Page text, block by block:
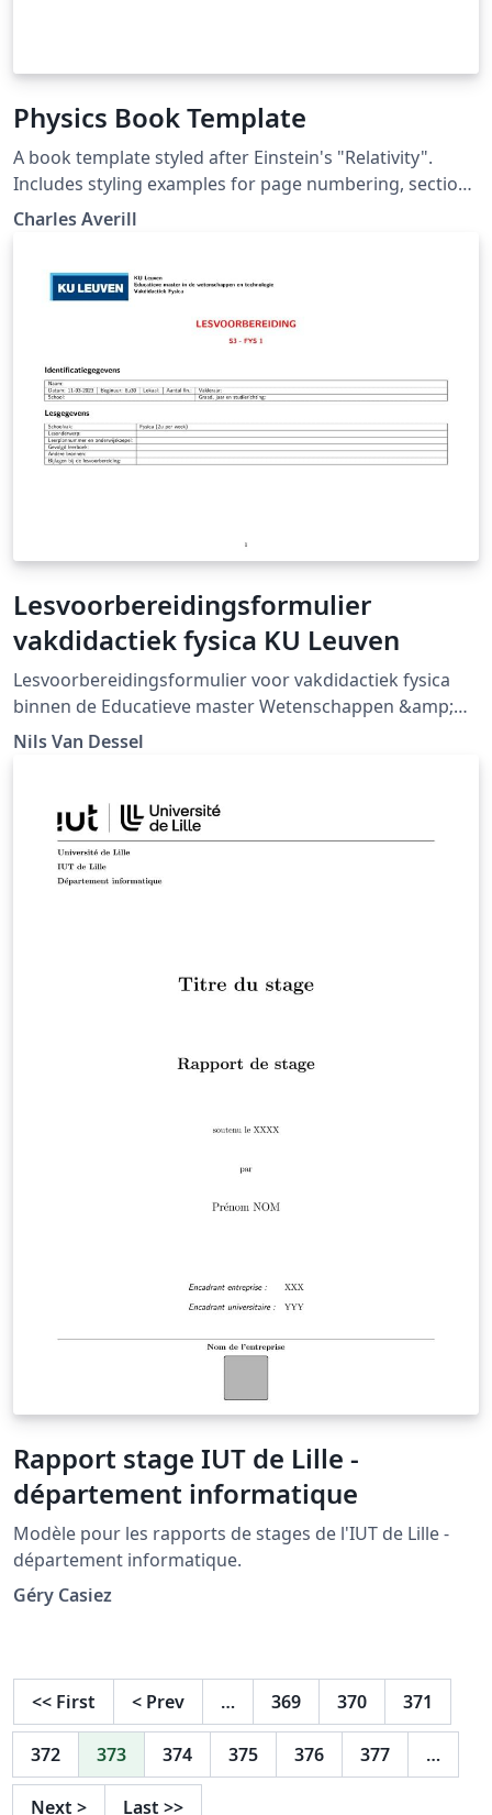
Physics Book Template
A book template styled after Einstein's "Relativity".
Includes styling examples for page numbering, sections
and subsections, equations, numbers, and more.
Charles Averill
Lesvoorbereidingsformulier
vakdidactiek fysica KU Leuven
Lesvoorbereidingsformulier voor vakdidactiek fysica
binnen de Educatieve master Wetenschappen &amp;
Technologie aan de KU Leuven. Gebaseerd op
Nils Van Dessel
Rapport stage IUT de Lille -
département informatique
Modèle pour les rapports de stages de l'IUT de Lille -
département informatique.
Géry Casiez
<< First < Prev … 369 370 371
372 373 374 375 376 377 …
Next > Last >>